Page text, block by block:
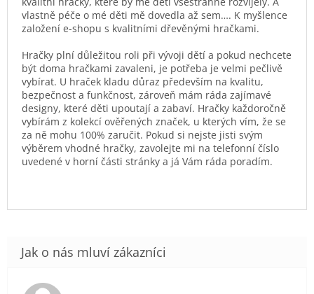
vlastně péče o mé děti mě dovedla až sem…. K myšlence
založení e-shopu s kvalitními dřevěnými hračkami.
Hračky plní důležitou roli při vývoji dětí a pokud nechcete
být doma hračkami zavaleni, je potřeba je velmi pečlivě
vybírat. U hraček kladu důraz především na kvalitu,
bezpečnost a funkčnost, zároveň mám ráda zajímavé
designy, které děti upoutají a zabaví. Hračky každoročně
vybírám z kolekcí ověřených značek, u kterých vím, že se
za ně mohu 100% zaručit. Pokud si nejste jisti svým
výběrem vhodné hračky, zavolejte mi na telefonní číslo
uvedené v horní části stránky a já Vám ráda poradím.